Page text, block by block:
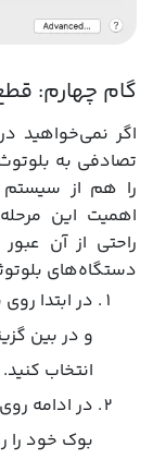
گام چهارم:
اگر
تصادفی به
را هم از سیستم
اهمیت این
راحتی از آن
دستگاه‌های
در ابتدا
انتخاب کنید.
در ادامه
بوک خود را